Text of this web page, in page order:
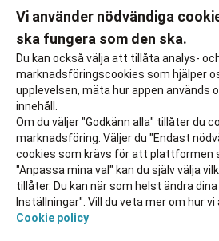
Till rabatten
Vi använder nödvändiga
ska fungera som den ska.
Du kan också välja att tillåta analys-
marknadsföringscookies som hjälper
upplevelsen, mäta hur appen används
innehåll.
Om du väljer "Godkänn alla" tillåter du
marknadsföring. Väljer du "Endast
cookies som krävs för att plattformen
"Anpassa mina val" kan du själv välja
tillåter. Du kan när som helst ändra dina
Inställningar". Vill du veta mer om hur
Cookie policy